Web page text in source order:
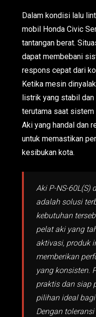
Dalam kondisi lalu
mobil Honda Civic
tantangan berat.
dapat membebani
respons cepat dari
Ketika mesin
listrik yang stabil dan
terutama saat sistem
Aki yang handal dan
untuk memastikan
kesibukan kota.
Aki P-NS-60L(S)
adalah solusi
kebutuhan
pelat aki yang
aktivasi, produk
memberikan
yang konsisten.
praktis dan siap
pilihan ideal
Dengan